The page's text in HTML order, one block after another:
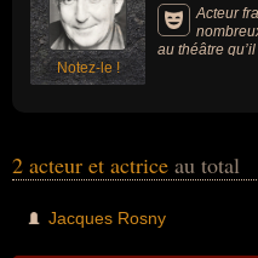
Notez-le !
Acteur
au théâtre
temps,
en scène, du
2 acteur et actrice au total
Jacques Rosny